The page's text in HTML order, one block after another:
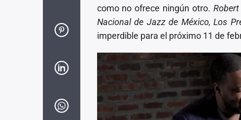
como no ofrece ningún otro.
Nacional de Jazz de México, Los
imperdible para el próximo 11 de